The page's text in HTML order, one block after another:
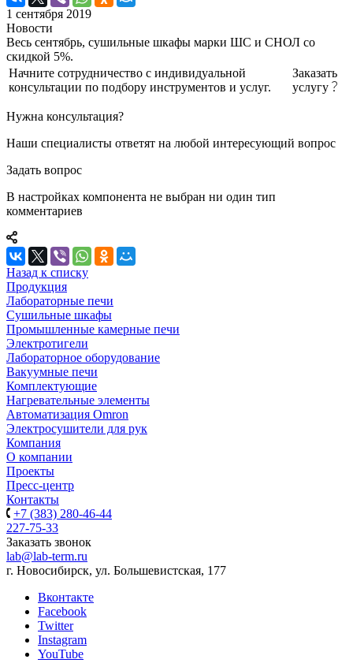
1 сентября 2019
Новости
Весь сентябрь, сушильные шкафы марки ШС и СНОЛ со
скидкой 5%.
Начните сотрудничество с индивидуальной
консультации по подбору инструментов и услуг.
Заказать
услугу
Нужна консультация?
Наши специалисты ответят на любой интересующий вопрос
Задать вопрос
В настройках компонента не выбран ни один тип
комментариев
Назад к списку
Продукция
Лабораторные печи
Сушильные шкафы
Промышленные камерные печи
Электротигели
Лабораторное оборудование
Вакуумные печи
Комплектующие
Нагревательные элементы
Автоматизация Omron
Электросушители для рук
Компания
О компании
Проекты
Пресс-центр
Контакты
+7 (383) 280-46-44
227-75-33
Заказать звонок
lab@lab-term.ru
г. Новосибирск, ул. Большевистская, 177
Вконтакте
Facebook
Twitter
Instagram
YouTube